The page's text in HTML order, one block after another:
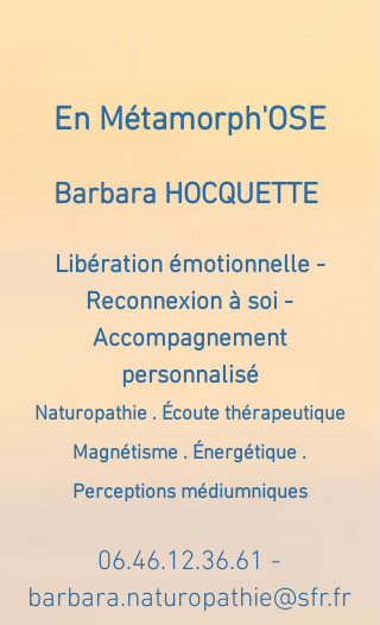
En Métamorph'OSE
Barbara HOCQUETTE
Libération émotionnelle -
Reconnexion à soi -
Accompagnement
personnalisé
Naturopathie . Écoute thérapeutique
Magnétisme . Énergétique .
Perceptions médiumniques
06.46.12.36.61 -
barbara.naturopathie@sfr.fr